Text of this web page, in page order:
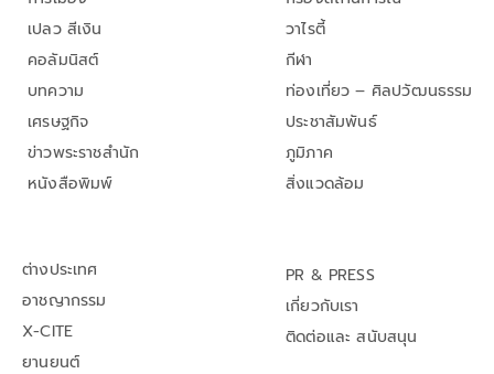
เปลว สีเงิน
คอลัมนิสต์
บทความ
เศรษฐกิจ
ข่าวพระราชสำนัก
หนังสือพิมพ์
วาไรตี้
กีฬา
ท่องเที่ยว – ศิลปวัฒนธรรม
ประชาสัมพันธ์
ภูมิภาค
สิ่งแวดล้อม
ต่างประเทศ
อาชญากรรม
X-CITE
ยานยนต์
PR & PRESS
เกี่ยวกับเรา
ติดต่อและ สนับสนุน